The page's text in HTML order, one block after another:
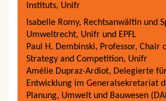
Instituts, Unifr
Isabelle Romy, Rechtsanwältin und
Umweltrecht, Unifr und EPFL
Paul H. Dembinski, Professor, Chair
Strategy and Competition, Unifr
Amélie Dupraz-Ardiot, Delegierte
Entwicklung im Generalsekretariat
Planung, Umwelt und Bauwesen